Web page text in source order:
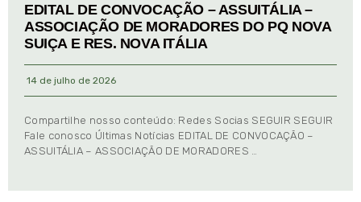
EDITAL DE CONVOCAÇÃO – ASSUITÁLIA –
ASSOCIAÇÃO DE MORADORES DO PQ NOVA
SUIÇA E RES. NOVA ITÁLIA
14 de julho de 2026
Compartilhe nosso conteúdo: Redes Socias SEGUIR SEGUIR
Fale conosco Últimas Notícias EDITAL DE CONVOCAÇÃO –
ASSUITÁLIA – ASSOCIAÇÃO DE MORADORES …